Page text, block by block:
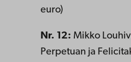
euro)
Nr. 12: Mikko
Perpetuan ja